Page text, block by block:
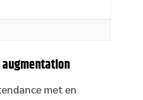
met en